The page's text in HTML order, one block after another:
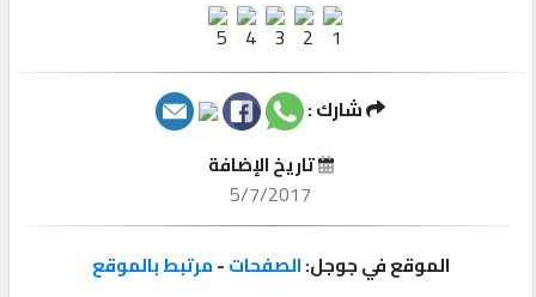
إعلانات
شارك :
تاريخ الإضافة
5/7/2017
الموقع في جوجل:الصفحات-مرتبط بالموقع